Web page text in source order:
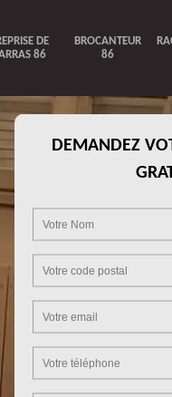
DE
86
BROCANTEUR
86
DEMANDEZ